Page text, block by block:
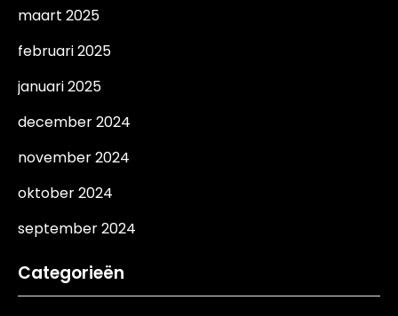
maart 2025
februari 2025
januari 2025
december 2024
november 2024
oktober 2024
september 2024
Categorieën